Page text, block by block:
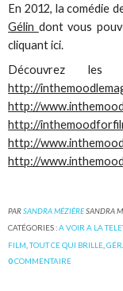
En 2012, la comédie
Gélin dont vous
cliquant ici.
Découvrez
http://
http://
http://
http://
http://
PARSANDRA MÉZIÈRESANDRA
CATÉGORIES :A VOIR A LA
FILM ,TOUT CE QUI BRILLE ,
0COMMENTAIRE